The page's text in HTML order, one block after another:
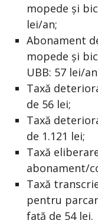
mopede și
lei/an;
Abonament
mopede și
UBB: 57 lei/
Taxă
de 56 lei;
Taxă
de 1.121 lei;
Taxă
abonament/
Taxă
pentru
față de 54 lei.